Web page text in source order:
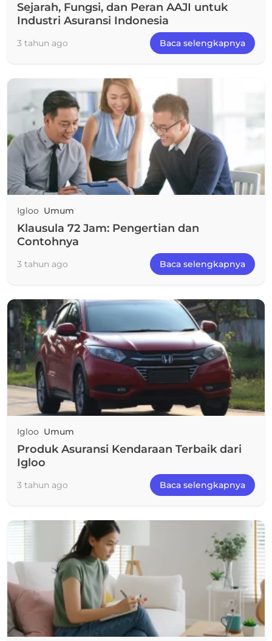
Sejarah, Fungsi, dan Peran AAJI untuk
Industri Asuransi Indonesia
3 tahun ago Baca selengkapnya
Igloo Umum
Klausula 72 Jam: Pengertian dan
Contohnya
3 tahun ago Baca selengkapnya
Igloo Umum
Produk Asuransi Kendaraan Terbaik dari
Igloo
3 tahun ago Baca selengkapnya